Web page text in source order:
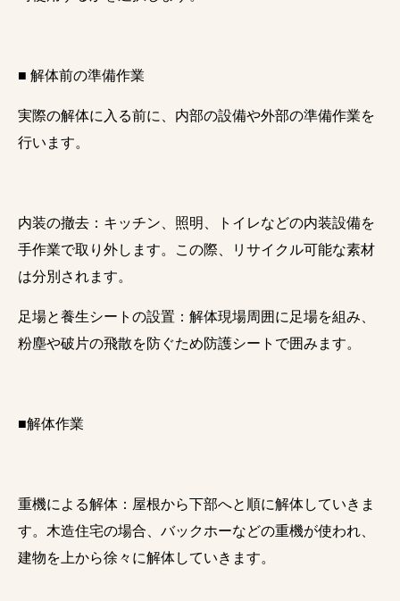
■ 解体前の準備作業
実際の解体に入る前に、内部の設備や外部の準備作業を
行います。
内装の撤去：キッチン、照明、トイレなどの内装設備を
手作業で取り外します。この際、リサイクル可能な素材
は分別されます。
足場と養生シートの設置：解体現場周囲に足場を組み、
粉塵や破片の飛散を防ぐため防護シートで囲みます。
■解体作業
重機による解体：屋根から下部へと順に解体していきま
す。木造住宅の場合、バックホーなどの重機が使われ、
建物を上から徐々に解体していきます。